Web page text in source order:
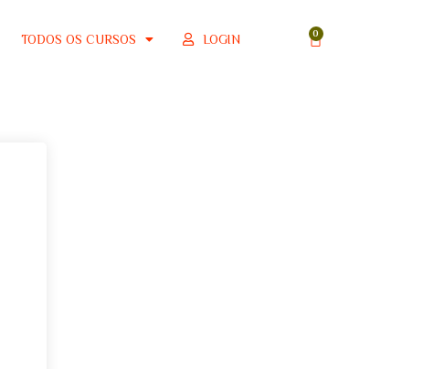
TODOS OS CURSOS LOGIN